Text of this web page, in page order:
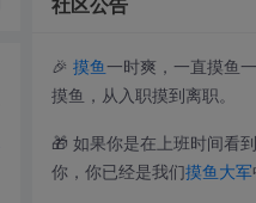
社区公告
🎉 摸鱼一时爽，一直摸鱼
摸鱼，从入职摸到离职。
🎁 如果你是在上班时间看
你，你已经是我们摸鱼大军